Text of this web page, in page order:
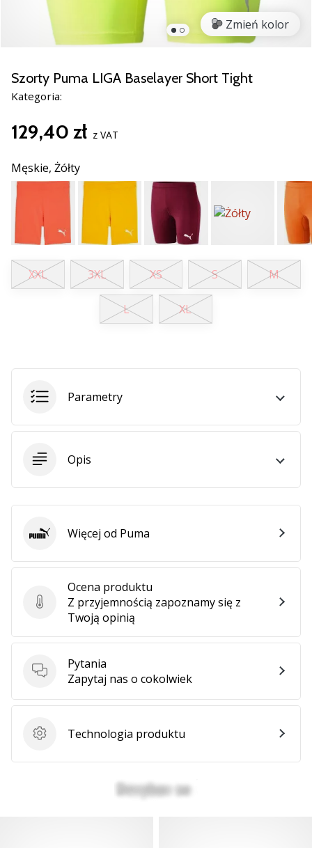
Świąteczne
prezenty
–
Nasze
porady
pomogą
wybrać
idealny
buty,
ubrania
Ambasadorem
marki
Weplayvolleyball
Czy
fanem
siatkówki,
tak
Dołącz
nas
Ambasador
Marki.
Pokaż
wszystkie
artykuły
Zmień kolor
Szorty Puma LIGA Baselayer Short Tight
Kategoria:
129,40 zł z VAT
Męskie, Żółty
XXL 3XL XS S M
L XL
Parametry
Opis
Ocena produktu
Ocena produktu
Z przyjemnością zapoznamy się z
Twoją opinią
Pytania
Pytania
Zapytaj nas o cokolwiek
Technologia produktu
Technologia produktu
Puma Więcej od Puma